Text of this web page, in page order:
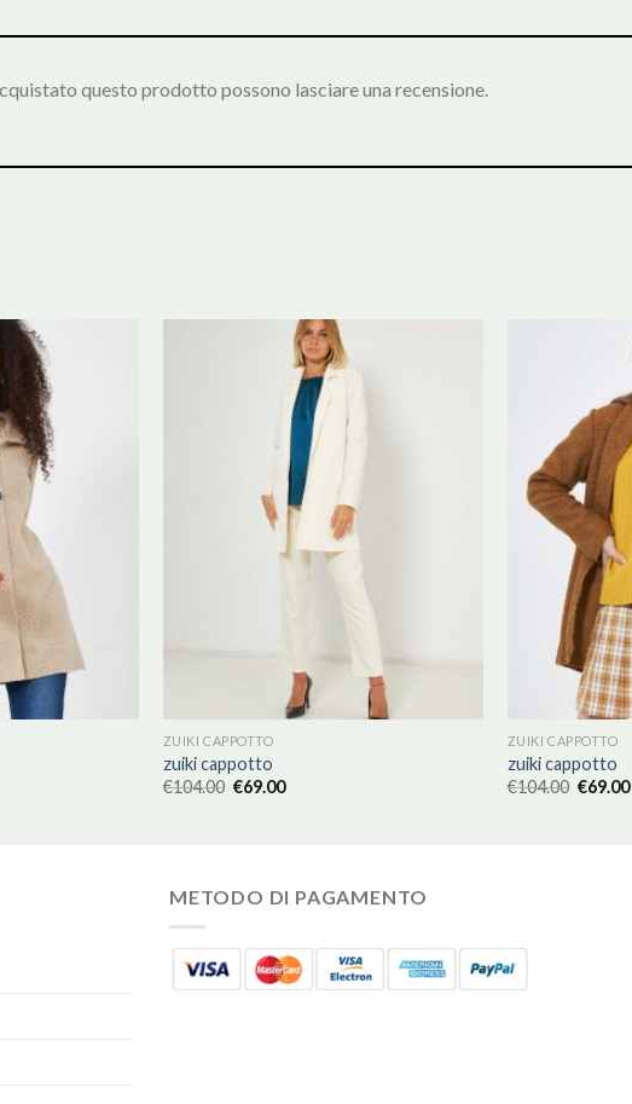
questo prodotto possono lasciare una recensione.
ZUIKI CAPPOTTO
zuiki cappotto
€104.00 €69.00
ZUIKI CAPPOTTO
zuiki cappotto
€104.00 €69.00
METODO DI PAGAMENTO